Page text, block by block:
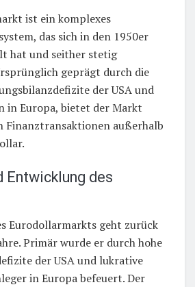
ist ein komplexes
das sich in den 1950er
hat und seither stetig
geprägt durch die
der USA und
in Europa, bietet der Markt
Finanztransaktionen außerhalb
Entwicklung des
Eurodollarmarkts geht zurück
Primär wurde er durch hohe
der USA und lukrative
in Europa befeuert. Der